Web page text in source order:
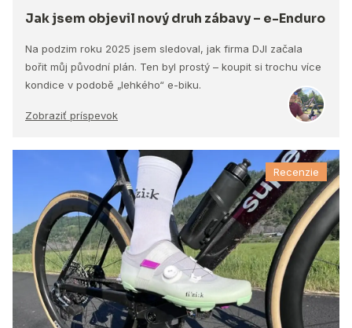
Jak jsem objevil nový druh zábavy – e-Enduro
Na podzim roku 2025 jsem sledoval, jak firma DJI začala
bořit můj původní plán. Ten byl prostý – koupit si trochu více
kondice v podobě „lehkého“ e-biku.
Zobraziť príspevok
Recenzie